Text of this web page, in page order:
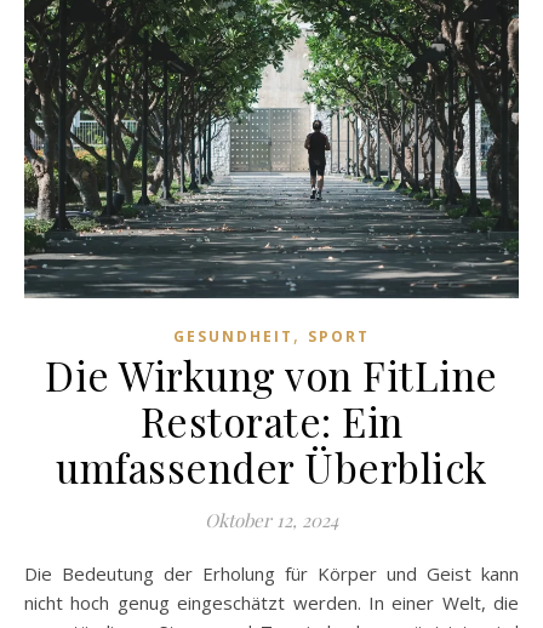
GESUNDHEIT , SPORT
Die Wirkung von FitLine
Restorate: Ein
umfassender Überblick
Oktober 12, 2024
Die Bedeutung der Erholung für Körper und Geist kann
nicht hoch genug eingeschätzt werden. In einer Welt, die